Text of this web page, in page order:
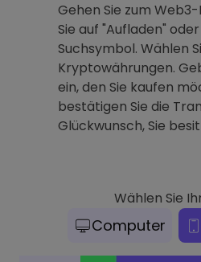
Gehen Sie zum
Sie auf "Aufladen"
Suchsymbol. Wählen
Kryptowährungen.
ein, den Sie kaufen
bestätigen Sie die
Glückwunsch, Sie
Wählen Sie
Computer